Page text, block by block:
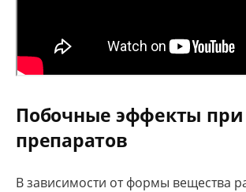
Побочные эффекты
препаратов
В зависимости от формы вещества